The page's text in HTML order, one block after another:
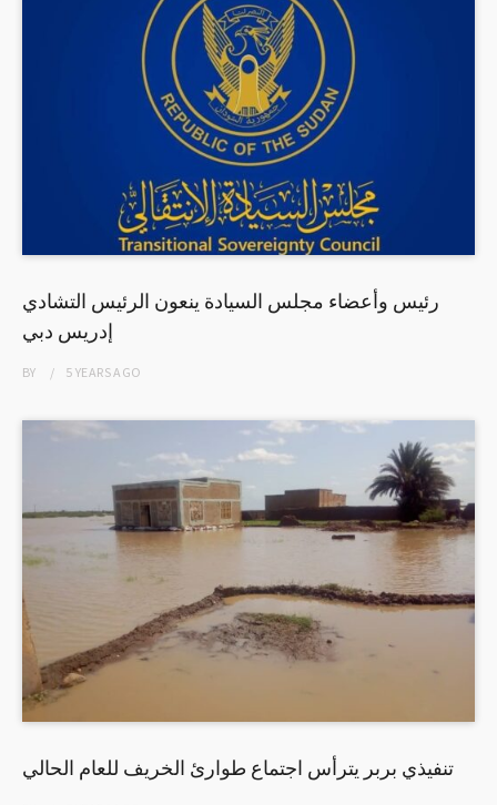
رئيس وأعضاء مجلس السيادة ينعون الرئيس التشادي
إدريس دبي
BY 5 YEARSAGO
تنفيذي بربر يترأس اجتماع طوارئ الخريف للعام الحالي